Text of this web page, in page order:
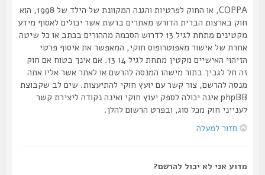
COPPA, או החוק לפרטיות והגנה המקוונת של הילד של 1998, הוא
חוק בארצות הברית הדורש מאתרים ברשת אשר יכולים לאסוף מידע
מקטינים מתחת לגיל 13 לדרוש הסכמה מההורים בכתב או כל שיטה
אחרת של אישור מאפוטרופוס חוקי, המאפשר את איסוף פרטי
הזיהוי האישיים מקטין מתחת לגיל 14 13. אם אינך בטוח אם חוק
זה חל לגביך בתור מישהו המנסה להרשם או לאתר אשר אליו אתה
מנסה להרשם, צור קשר עם יועץ חוקי להתיעצות. שים לב שקבוצת
phpBB אינה יכולה לספק יעוץ חוקי ואינה נקודה ליצירת קשר
לענייני חוק מכל סוג, ובפרט הרשום להלן.
חזור למעלה
מדוע אני לא יכול להרשם?